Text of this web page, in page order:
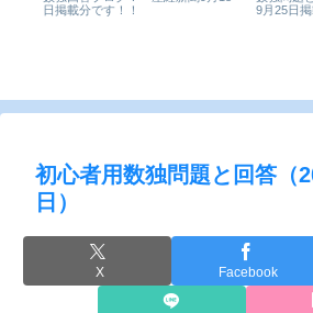
日掲載分です！！
9月25日掲
初心者用数独問題と回答（
日）
X Facebook